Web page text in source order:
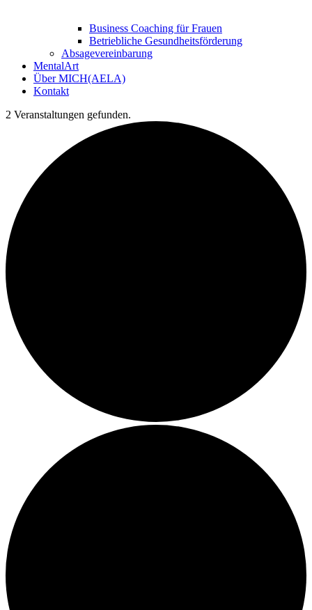
Business Coaching für Frauen
Betriebliche Gesundheitsförderung
Absagevereinbarung
MentalArt
Über MICH(AELA)
Kontakt
2 Veranstaltungen gefunden.